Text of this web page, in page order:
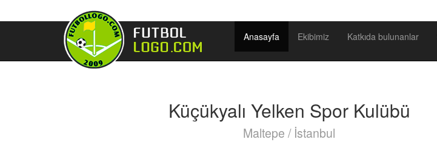
Anasayfa Ekibimiz Katkıda bulunanlar
Küçükyalı Yelken Spor Kulübü
Maltepe / İstanbul